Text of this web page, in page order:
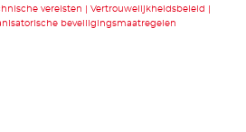
vereisten
Vertrouwelijkheidsbeleid
beveiligingsmaatregelen